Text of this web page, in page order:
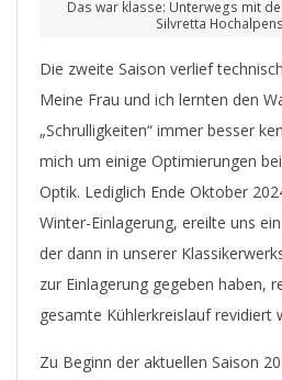
Das war klasse: Unterwegs mit
Silvretta
Die zweite Saison verlief
Meine Frau und ich lernten den
„Schrulligkeiten“ immer besser
mich um einige Optimierungen
Optik. Lediglich Ende Oktober
Winter-Einlagerung, ereilte uns
der dann in unserer
zur Einlagerung gegeben haben,
gesamte Kühlerkreislauf revidiert
Zu Beginn der aktuellen Saison